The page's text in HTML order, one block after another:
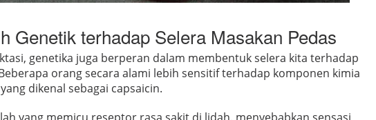
Genetik terhadap Selera Masakan Pedas
genetika juga berperan dalam membentuk selera kita terhadap
orang secara alami lebih sensitif terhadap komponen kimia
dikenal sebagai capsaicin.